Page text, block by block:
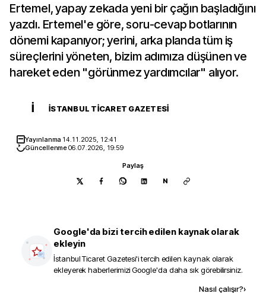
Ertemel, yapay zekada yeni bir çağın başladığını
yazdı. Ertemel'e göre, soru-cevap botlarının
dönemi kapanıyor; yerini, arka planda tüm iş
süreçlerini yöneten, bizim adımıza düşünen ve
hareket eden "görünmez yardımcılar" alıyor.
İ İSTANBUL TICARET GAZETESI
Yayınlanma 14.11.2025, 12:41
Güncellenme06.07.2026, 19:59
Paylaş
N
Google'da bizi tercih edilen kaynak olarak
ekleyin
İstanbul Ticaret Gazetesi'i tercih edilen kaynak olarak
ekleyerek haberlerimizi Google'da daha sık görebilirsiniz.
Nasıl çalışır?›